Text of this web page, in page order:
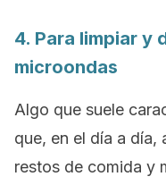
4. Para limpiar y
microondas
Algo que suele
que, en el día a día,
restos de comida y